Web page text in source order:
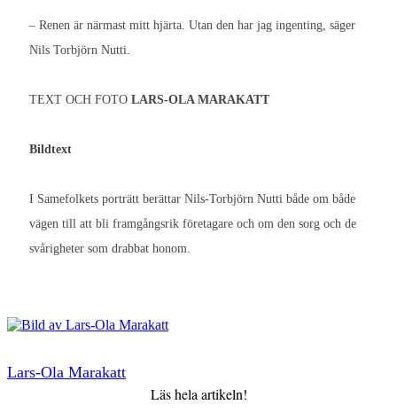
– Renen är närmast mitt hjärta. Utan den har jag ingenting, säger
Nils Torbjörn Nutti.
TEXT OCH FOTO LARS-OLA MARAKATT
Bildtext
I Samefolkets porträtt berättar Nils-Torbjörn Nutti både om både
vägen till att bli framgångsrik företagare och om den sorg och de
svårigheter som drabbat honom.
Lars-Ola Marakatt
Läs hela artikeln!